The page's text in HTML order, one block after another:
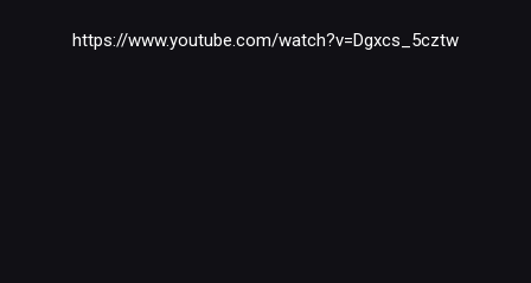
KULTURA
https://www.youtube.com/watch?v=Dgxcs_5cztw